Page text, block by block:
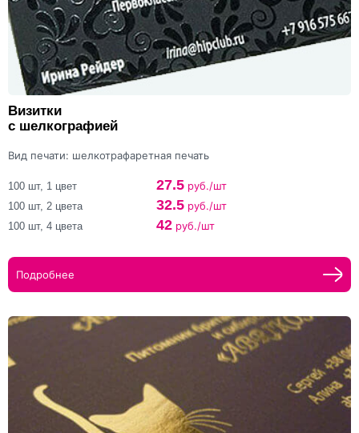
Визитки
с шелкографией
Вид печати: шелкотрафаретная печать
100 шт, 1 цвет 27.5 руб./шт
100 шт, 2 цвета 32.5 руб./шт
100 шт, 4 цвета 42 руб./шт
Подробнее